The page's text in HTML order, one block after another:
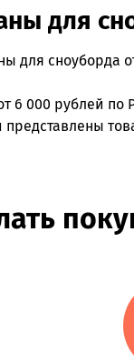
для
для сноуборда
6 000 рублей по
представлены